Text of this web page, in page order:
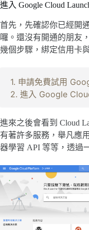
進入 Google Cloud
首先，先確認你已經開
囉。還沒有開通的朋友
幾個步驟，綁定信用卡
1. 申請免費試用
2. 進入 Google
進來之後會看到 Cloud
有著許多服務，舉凡應
器學習 API 等等，透過